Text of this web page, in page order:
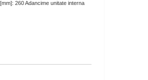
260 Adancime unitate interna